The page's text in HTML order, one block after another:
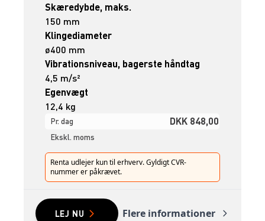
Skæredybde, maks.
150 mm
Klingediameter
ø400 mm
Vibrationsniveau, bagerste håndtag
4,5 m/s²
Egenvægt
12,4 kg
Pr. dag DKK 848,00
Ekskl. moms
Renta udlejer kun til erhverv. Gyldigt CVR-
nummer er påkrævet.
LEJ NU Flere informationer